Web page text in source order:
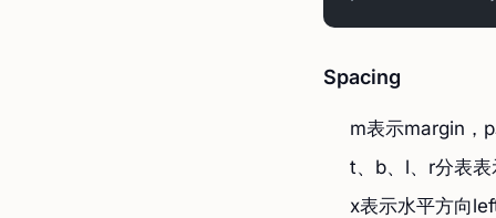
Spacing
m表示margin，
t、b、l、r分表
x表示水平方向